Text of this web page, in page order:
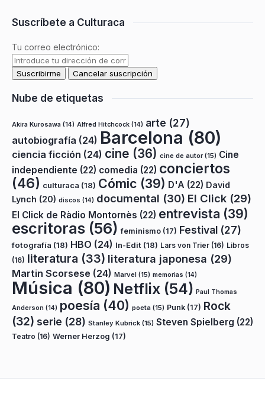
Suscríbete a Culturaca
Tu correo electrónico:
Nube de etiquetas
Akira Kurosawa (14) Alfred Hitchcock (14) arte (27)
autobiografía (24) Barcelona (80)
ciencia ficción (24) cine (36) cine de autor(15) Cine
independiente (22) comedia (22) conciertos
(46) culturaca (18) Cómic (39) D'A (22) David
Lynch (20) discos (14) documental (30) El Click (29)
El Click de Ràdio Montornès (22) entrevista (39)
escritoras (56) feminismo (17) Festival (27)
fotografía (18) HBO (24) In-Edit (18) Lars von Trier (16) Libros
(16) literatura (33) literatura japonesa (29)
Martin Scorsese (24) Marvel (15) memorias (14)
Música (80) Netflix (54) Paul Thomas
Anderson (14) poesía (40) poeta (15) Punk (17) Rock
(32) serie (28) Stanley Kubrick (15) Steven Spielberg (22)
Teatro (16) Werner Herzog (17)